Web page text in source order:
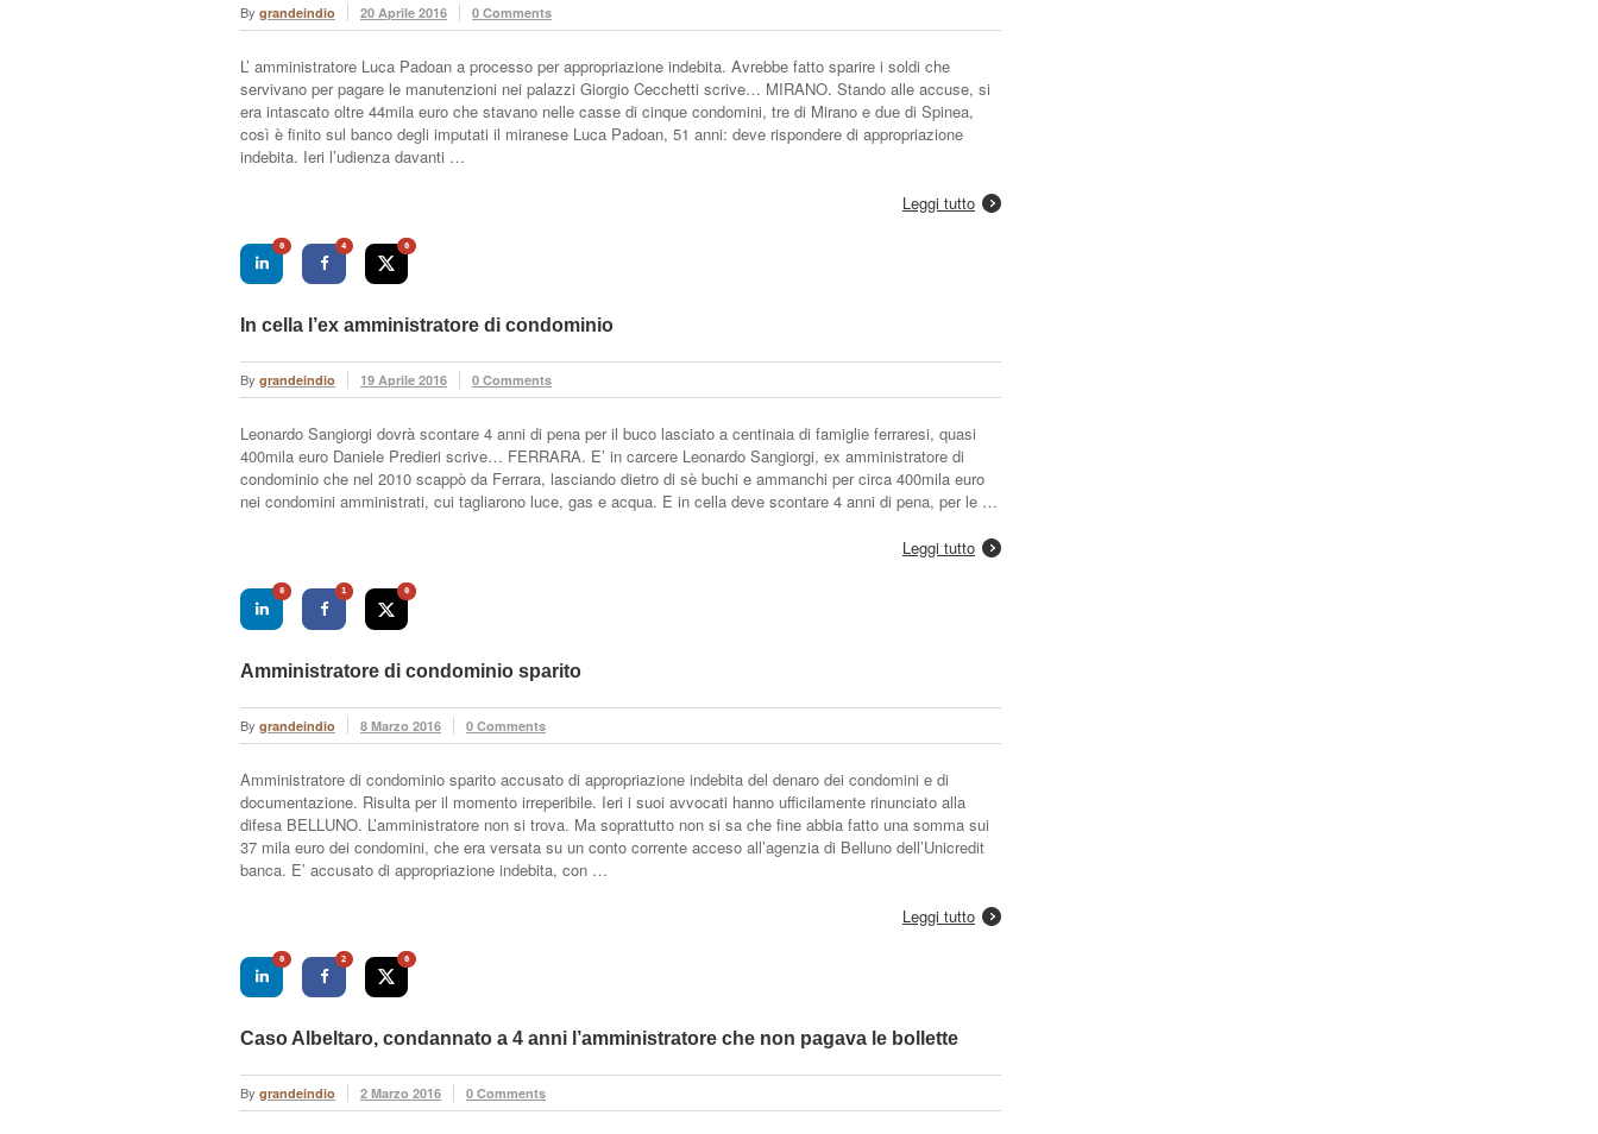
By grandeindio 20 Aprile 2016 0 Comments
L’ amministratore Luca Padoan a processo per appropriazione indebita. Avrebbe fatto sparire i soldi che
servivano per pagare le manutenzioni nei palazzi Giorgio Cecchetti scrive… MIRANO. Stando alle accuse, si
era intascato oltre 44mila euro che stavano nelle casse di cinque condomini, tre di Mirano e due di Spinea,
così è finito sul banco degli imputati il miranese Luca Padoan, 51 anni: deve rispondere di appropriazione
indebita. Ieri l’udienza davanti …
Leggi tutto
0 4 0
In cella l’ex amministratore di condominio
By grandeindio 19 Aprile 2016 0 Comments
Leonardo Sangiorgi dovrà scontare 4 anni di pena per il buco lasciato a centinaia di famiglie ferraresi, quasi
400mila euro Daniele Predieri scrive… FERRARA. E’ in carcere Leonardo Sangiorgi, ex amministratore di
condominio che nel 2010 scappò da Ferrara, lasciando dietro di sè buchi e ammanchi per circa 400mila euro
nei condomini amministrati, cui tagliarono luce, gas e acqua. E in cella deve scontare 4 anni di pena, per le …
Leggi tutto
0 1 0
Amministratore di condominio sparito
By grandeindio 8 Marzo 2016 0 Comments
Amministratore di condominio sparito accusato di appropriazione indebita del denaro dei condomini e di
documentazione. Risulta per il momento irreperibile. Ieri i suoi avvocati hanno ufficilamente rinunciato alla
difesa BELLUNO. L’amministratore non si trova. Ma soprattutto non si sa che fine abbia fatto una somma sui
37 mila euro dei condomini, che era versata su un conto corrente acceso all’agenzia di Belluno dell’Unicredit
banca. E’ accusato di appropriazione indebita, con …
Leggi tutto
0 2 0
Caso Albeltaro, condannato a 4 anni l’amministratore che non pagava le bollette
By grandeindio 2 Marzo 2016 0 Comments